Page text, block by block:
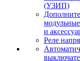
(УЗИП)
и
Реле